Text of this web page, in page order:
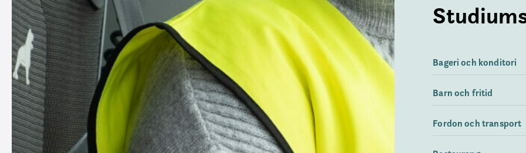
Bageri och konditori
Barn och fritid
Fordon och transport